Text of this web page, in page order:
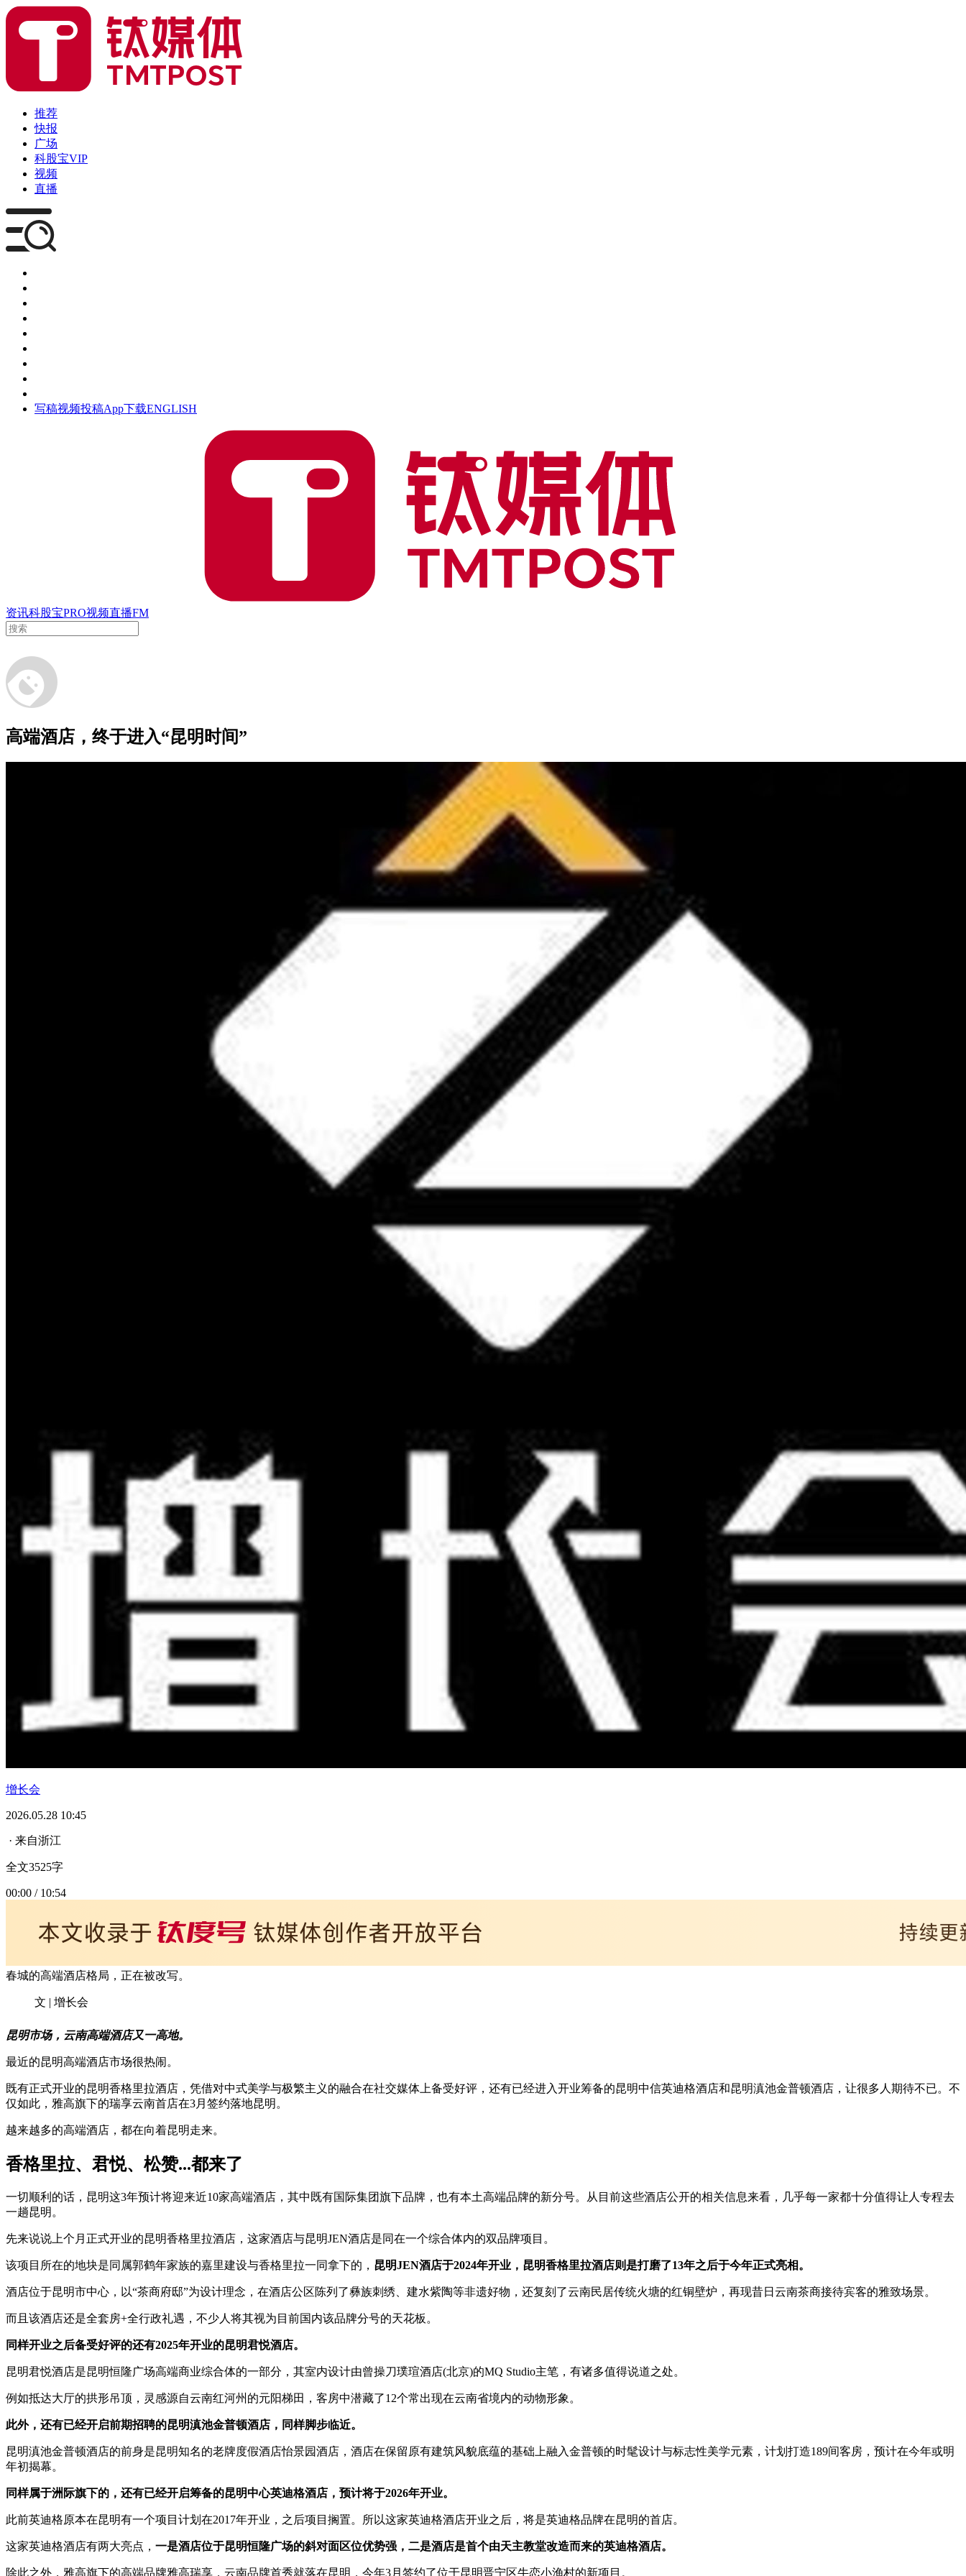
推荐
快报
广场
科股宝VIP
视频
直播
写稿视频投稿App下载ENGLISH
资讯科股宝PRO视频直播FM
高端酒店，终于进入“昆明时间”
增长会
2026.05.28 10:45
· 来自浙江
全文3525字
00:00 / 10:54
春城的高端酒店格局，正在被改写。
文 | 增长会
昆明市场，云南高端酒店又一高地。
最近的昆明高端酒店市场很热闹。
既有正式开业的昆明香格里拉酒店，凭借对中式美学与极繁主义的融合在社交媒体上备受好评，还有已经进入开业筹备的昆明中信英迪格酒店和昆明滇池金普顿酒店，让很多人期待不已。不
仅如此，雅高旗下的瑞享云南首店在3月签约落地昆明。
越来越多的高端酒店，都在向着昆明走来。
香格里拉、 君悦、 松赞...都来了
一切顺利的话，昆明这3年预计将迎来近10家高端酒店，其中既有国际集团旗下品牌，也有本土高端品牌的新分号。从目前这些酒店公开的相关信息来看，几乎每一家都十分值得让人专程去
一趟昆明。
先来说说上个月正式开业的昆明香格里拉酒店，这家酒店与昆明JEN酒店是同在一个综合体内的双品牌项目。
该项目所在的地块是同属郭鹤年家族的嘉里建设与香格里拉一同拿下的， 昆明JEN酒店于2024年开业，昆明香格里拉酒店则是打磨了13年之后于今年正式亮相。
酒店位于昆明市中心，以“茶商府邸”为设计理念，在酒店公区陈列了彝族刺绣、建水紫陶等非遗好物，还复刻了云南民居传统火塘的红铜壁炉，再现昔日云南茶商接待宾客的雅致场景。
而且该酒店还是全套房+全行政礼遇，不少人将其视为目前国内该品牌分号的天花板。
同样开业之后备受好评的还有2025年开业的昆明君悦酒店。
昆明君悦酒店是昆明恒隆广场高端商业综合体的一部分，其室内设计由曾操刀璞瑄酒店(北京)的MQ Studio主笔，有诸多值得说道之处。
例如抵达大厅的拱形吊顶，灵感源自云南红河州的元阳梯田，客房中潜藏了12个常出现在云南省境内的动物形象。
此外，还有已经开启前期招聘的昆明滇池金普顿酒店，同样脚步临近。
昆明滇池金普顿酒店的前身是昆明知名的老牌度假酒店怡景园酒店，酒店在保留原有建筑风貌底蕴的基础上融入金普顿的时髦设计与标志性美学元素，计划打造189间客房，预计在今年或明
年初揭幕。
同样属于洲际旗下的，还有已经开启筹备的昆明中心英迪格酒店，预计将于2026年开业。
此前英迪格原本在昆明有一个项目计划在2017年开业，之后项目搁置。所以这家英迪格酒店开业之后，将是英迪格品牌在昆明的首店。
这家英迪格酒店有两大亮点， 一是酒店位于昆明恒隆广场的斜对面区位优势强，二是酒店是首个由天主教堂改造而来的英迪格酒店。
除此之外，雅高旗下的高端品牌雅高瑞享，云南品牌首秀就落在昆明，今年3月签约了位于昆明晋宁区牛恋小渔村的新项目。